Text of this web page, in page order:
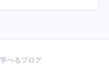
べるブログ